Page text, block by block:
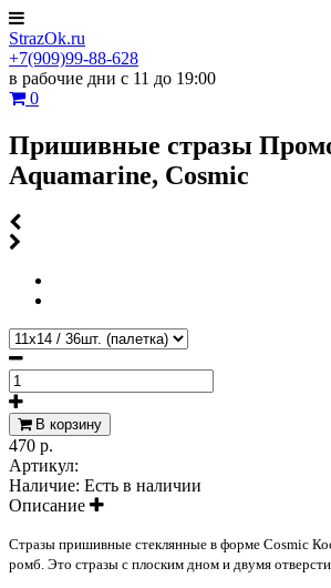
StrazOk.ru
+7(909)99-88-628
в рабочие дни с 11 до 19:00
0
Пришивные стразы
Aquamarine, Cosmic
В корзину
470 р.
Артикул:
Наличие: Есть в наличии
Описание
Стразы пришивные стеклянные в форме Cosmic
ромб. Это стразы с плоским дном и двумя